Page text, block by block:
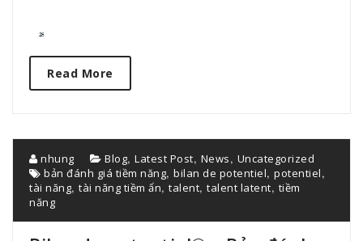
Read More
nhung Blog, Latest Post, News, Uncategorized
bản đánh giá tiềm năng, bilan de potentiel, potentiel,
tài năng, tài năng tiềm ẩn, talent, talent latent, tiềm
năng